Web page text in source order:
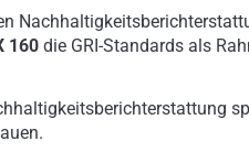
160 die GRI-Standards als